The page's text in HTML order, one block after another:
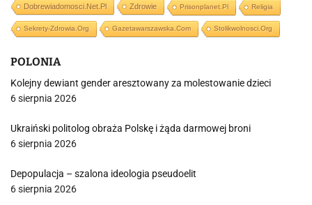
Dobrewiadomosci.net.pl Zdrowie Prisonplanet.pl Religia
Sekrety-Zdrowia.org Gazetawarszawska.com Stolikwolnosci.org
POLONIA
Kolejny dewiant gender aresztowany za molestowanie dzieci
6 sierpnia 2026
Ukraiński politolog obraża Polskę i żąda darmowej broni
6 sierpnia 2026
Depopulacja – szalona ideologia pseudoelit
6 sierpnia 2026